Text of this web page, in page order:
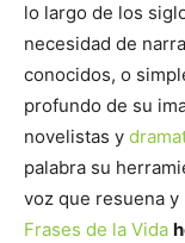
lo largo de los
necesidad de
conocidos, o
profundo de su
novelistas y
palabra su
voz que resuena
Frases de la Vida